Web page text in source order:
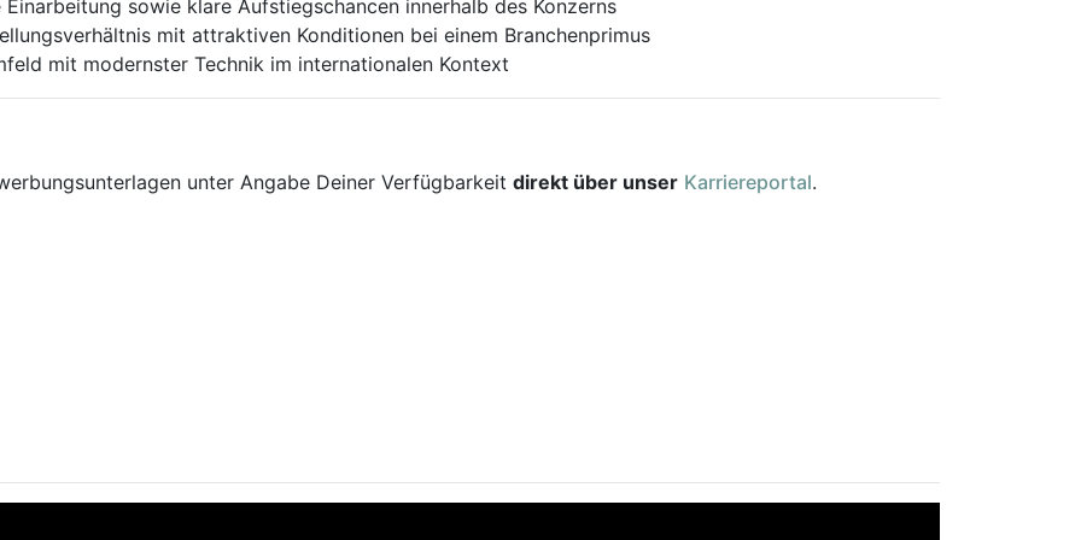
sowie klare Aufstiegschancen innerhalb des Konzerns
mit attraktiven Konditionen bei einem Branchenprimus
mit modernster Technik im internationalen Kontext
unter Angabe Deiner Verfügbarkeit direkt über unser Karriereportal.